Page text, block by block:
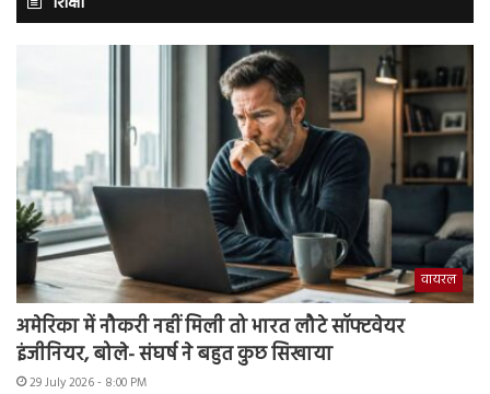
वायरल
अमेरिका में नौकरी नहीं मिली तो भारत लौटे सॉफ्टवेयर
इंजीनियर, बोले- संघर्ष ने बहुत कुछ सिखाया
29 July 2026 - 8:00 PM